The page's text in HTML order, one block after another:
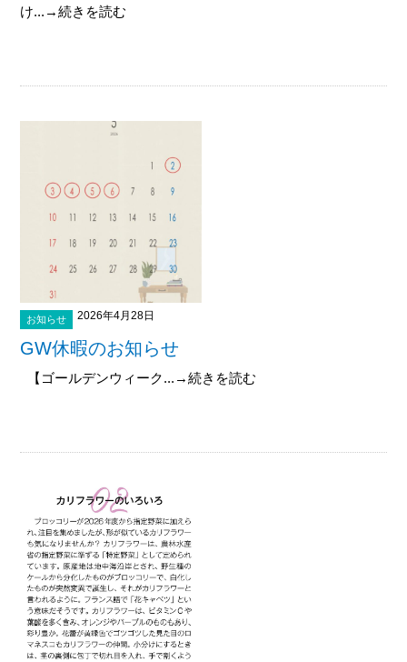
け...→続きを読む
お知らせ 2026年4月28日
GW休暇のお知らせ
【ゴールデンウィーク...→続きを読む